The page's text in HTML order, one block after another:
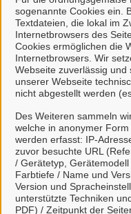
sogenannte Cookies ein.
Textdateien, die lokal im
Internetbrowsers des
Cookies ermöglichen die
Internetbrowsers. Wir
Webseite zuverlässig
unserer Webseite
nicht abgestellt werden
Des Weiteren sammeln
welche in anonymer
werden erfasst: IP-
zuvor besuchte URL
/ Gerätetyp,
Farbtiefe / Name und
Version und
unterstützte Techniken
PDF) / Zeitpunkt der
Kein
Wir freuen uns,
möchten. Noch
Servicekontos
erreichen und mit
Verbindung